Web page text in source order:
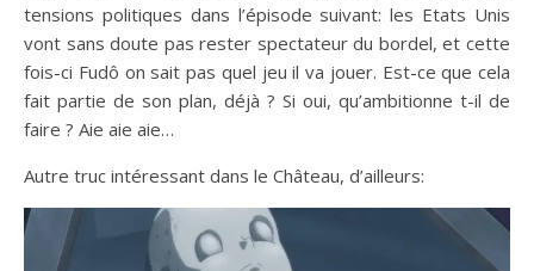
tensions politiques dans l’épisode suivant: les Etats Unis
vont sans doute pas rester spectateur du bordel, et cette
fois-ci Fudô on sait pas quel jeu il va jouer. Est-ce que cela
fait partie de son plan, déjà ? Si oui, qu’ambitionne t-il de
faire ? Aie aie aie…
Autre truc intéressant dans le Château, d’ailleurs: